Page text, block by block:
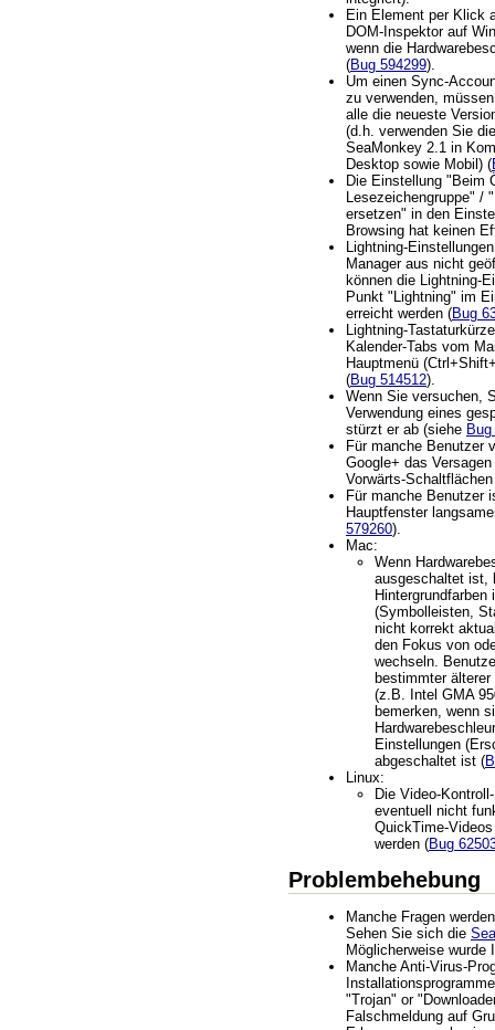
Ein Element per Klick
DOM-Inspektor auf
wenn die
(Bug 594299).
Um einen Sync-
zu verwenden,
alle die neueste
(d.h. verwenden Sie
SeaMonkey 2.1 in
Desktop sowie Mobil) (
Die Einstellung "Beim
Lesezeichengruppe" /
ersetzen" in den
Browsing hat keinen
Lightning-
Manager aus nicht
können die Lightning-
Punkt "Lightning" im
erreicht werden (Bug
Lightning-
Kalender-Tabs vom
Hauptmenü
(Bug 514512).
Wenn Sie versuchen,
Verwendung eines
stürzt er ab (siehe
Für manche Benutzer
Google+ das
Vorwärts-
Für manche Benutzer
Hauptfenster
579260).
Mac:
Wenn
ausgeschaltet ist,
(Symbolleisten,
nicht korrekt
den Fokus von
wechseln.
bestimmter
(z.B. Intel GMA
bemerken, wenn
Einstellungen
abgeschaltet ist (
Linux:
Die Video-
eventuell nicht
QuickTime-
werden (Bug
Problembehebung
Manche Fragen
Sehen Sie sich die
Möglicherweise
Manche Anti-Virus-
"Trojan" or
Falschmeldung auf